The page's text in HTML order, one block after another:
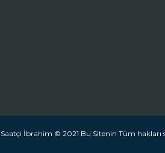
Saatçi İbrahim © 2021 Bu Sitenin Tüm hakları